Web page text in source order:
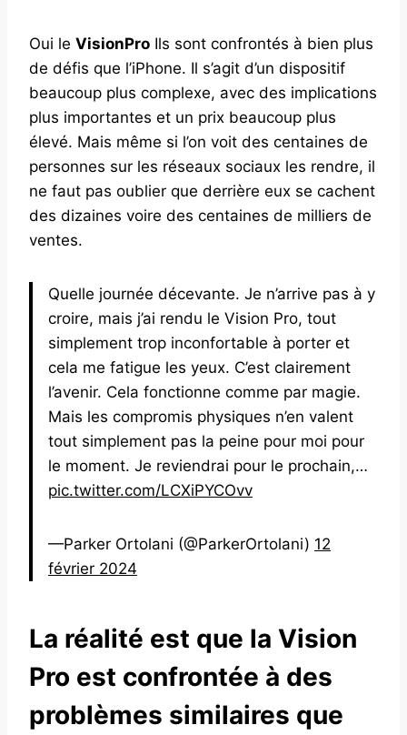
Oui le VisionPro Ils sont confrontés à bien plus
de défis que l’iPhone. Il s’agit d’un dispositif
beaucoup plus complexe, avec des implications
plus importantes et un prix beaucoup plus
élevé. Mais même si l’on voit des centaines de
personnes sur les réseaux sociaux les rendre, il
ne faut pas oublier que derrière eux se cachent
des dizaines voire des centaines de milliers de
ventes.
Quelle journée décevante. Je n’arrive pas à y
croire, mais j’ai rendu le Vision Pro, tout
simplement trop inconfortable à porter et
cela me fatigue les yeux. C’est clairement
l’avenir. Cela fonctionne comme par magie.
Mais les compromis physiques n’en valent
tout simplement pas la peine pour moi pour
le moment. Je reviendrai pour le prochain,…
pic.twitter.com/LCXiPYCOvv
—Parker Ortolani (@ParkerOrtolani) 12
février 2024
La réalité est que la Vision
Pro est confrontée à des
problèmes similaires que